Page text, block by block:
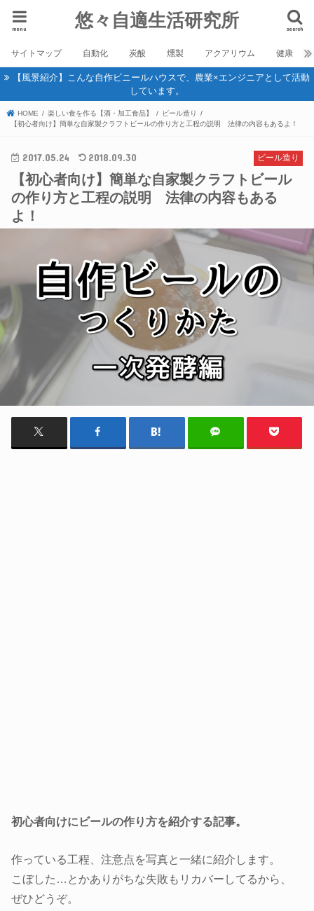
悠々自適生活研究所 search
menu
サイトマップ 自動化 炭酸 燻製 アクアリウム 健康
【風景紹介】こんな自作ビニールハウスで、農業×エンジニアとして活動
しています。
HOME 楽しい食を作る【酒・加工食品】
ビール造り
【初心者向け】簡単な自家製クラフトビールの作り方と工程の説明 法律の内容もあるよ！
ビール造り
2017.05.24 2018.09.30
【初心者向け】簡単な自家製クラフトビール
の作り方と工程の説明 法律の内容もある
よ！
初心者向けにビールの作り方を紹介する記事。
作っている工程、注意点を写真と一緒に紹介します。
こぼした…とかありがちな失敗もリカバーしてるから、
ぜひどうぞ。